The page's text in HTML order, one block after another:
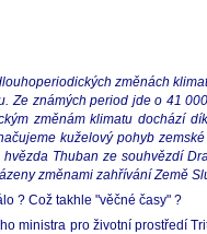
změnách
Ze známých period jde o 41
změnám klimatu dochází
kuželový pohyb
Thuban ze souhvězdí
změnami zahřívání Země
? Což takhle "věčné časy" ?
ministra pro životní prostředí